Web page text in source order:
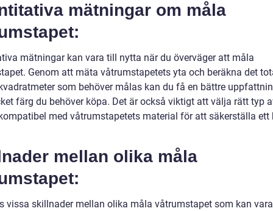
mätningar om måla
mätningar kan vara till nytta när du överväger att måla
Genom att mäta våtrumstapetets yta och beräkna det
som behöver målas kan du få en bättre
färg du behöver köpa. Det är också viktigt att välja rätt typ
med våtrumstapetets material för att säkerställa ett
mellan olika måla
vissa skillnader mellan olika måla våtrumstapet som kan